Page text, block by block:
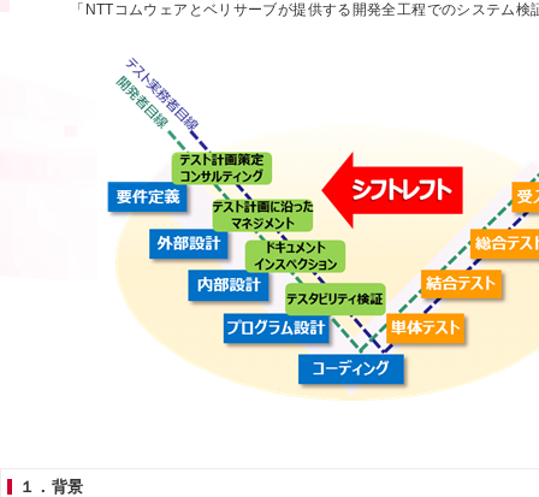
「NTTコムウェアとベリサーブが提供する開発全工程でのシステム検
１．背景